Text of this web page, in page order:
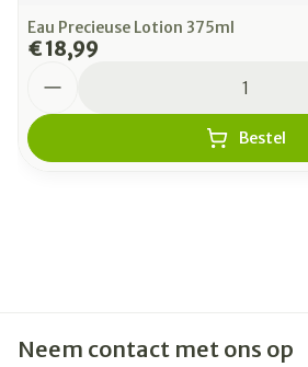
Eau Precieuse Lotion 375ml
€ 18,99
Bestel
Neem contact met ons op